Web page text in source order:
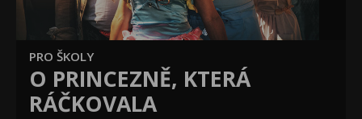
PRO ŠKOLY
O PRINCEZNĚ, KTERÁ
RÁČKOVALA